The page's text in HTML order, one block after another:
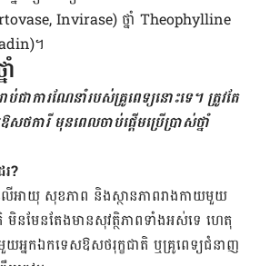
Invirase) ថ្នាំ Theophylline
។
ប់ជាការណែនាំរបស់គ្រូពេទ្យនោះទេ។ ត្រូវតែ
ថការី មុនពេលចាប់ផ្តើមប្រើប្រាស់ថ្នាំ
?
ើ​អាយុ សុខភាព​ និង​ស្ថានភាព​រាងកាយ​មួយ​
ន​មែន​តែង​មាន​សុវត្ថិភាព​ទាំង​អស់​ទេ ​ហេតុ​
អ្នក​ឯកទេស​ឱសថ​រុក្ខជាតិ ​ឬ​គ្រូពេទ្យ​ជំនាញ​